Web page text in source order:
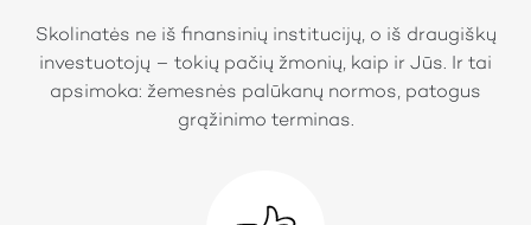
Skolinatės ne iš finansinių institucijų, o iš draugiškų
investuotojų – tokių pačių žmonių, kaip ir Jūs. Ir tai
apsimoka: žemesnės palūkanų normos, patogus
grąžinimo terminas.